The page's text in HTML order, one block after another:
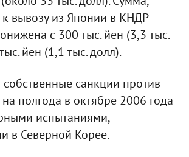
вывозу из Японии в КНДР
с 300 тыс. йен (3,3 тыс.
йен (1,1 тыс. долл).
санкции против
полгода в октябре 2006 года
испытаниями,
в Северной Корее.